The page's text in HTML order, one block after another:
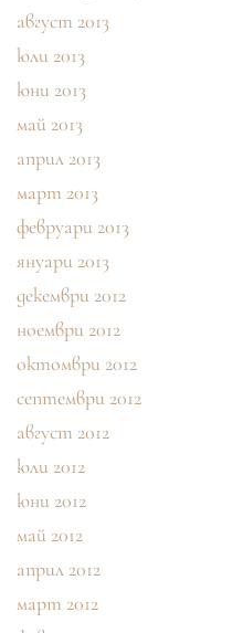
август 2013
юли 2013
юни 2013
май 2013
април 2013
март 2013
февруари 2013
януари 2013
декември 2012
ноември 2012
октомври 2012
септември 2012
август 2012
юли 2012
юни 2012
май 2012
април 2012
март 2012